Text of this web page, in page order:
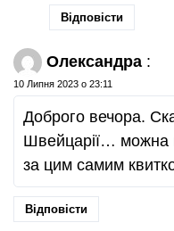
Відповісти
Олександра :
10 Липня 2023 о 23:11
Доброго вечора.
Швейцарії… можна
за цим самим
Відповісти